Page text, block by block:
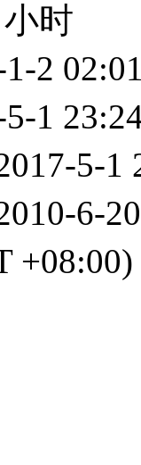
时
2
1
5-1
6-